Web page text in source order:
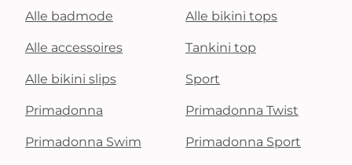
Alle badmode Alle bikini tops
Alle accessoires Tankini top
Alle bikini slips Sport
Primadonna Primadonna Twist
Primadonna Swim Primadonna Sport